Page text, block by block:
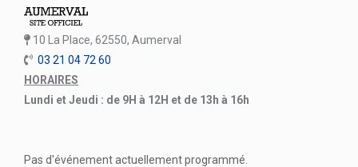
10 La Place, 62550, Aumerval
03 21 04 72 60
HORAIRES
Lundi et Jeudi : de 9H à 12H et de 13h à 16h
Pas d'événement actuellement programmé.